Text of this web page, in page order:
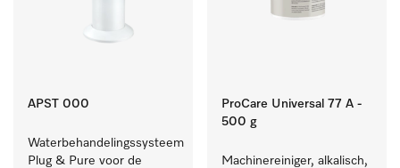
APST 000
Waterbehandelingssysteem
Plug & Pure voor de
ProCare Universal 77 A -
500 g
Machinereiniger, alkalisch,